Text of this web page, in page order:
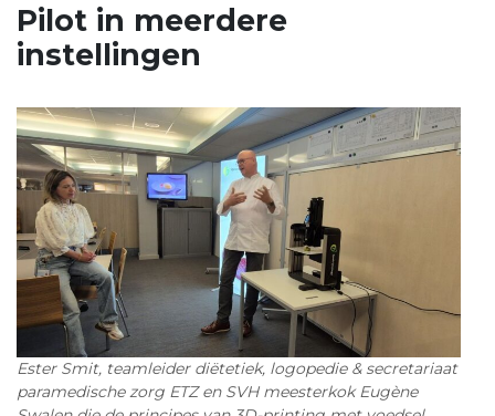
Pilot in meerdere
instellingen
Ester Smit, teamleider diëtetiek, logopedie & secretariaat
paramedische zorg ETZ en SVH meesterkok Eugène